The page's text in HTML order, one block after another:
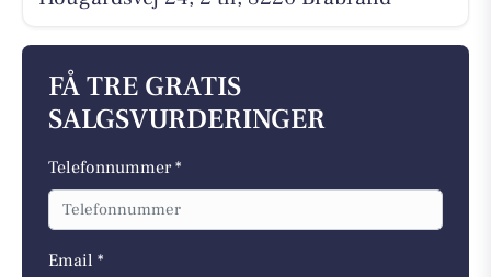
FÅ TRE GRATIS
SALGSVURDERINGER
Telefonnummer *
Email *